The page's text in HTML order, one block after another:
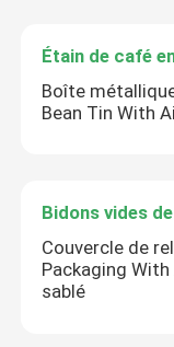
Étain de café
Boîte
Bean Tin With
Bidons vides
Couvercle de
Packaging
sablé